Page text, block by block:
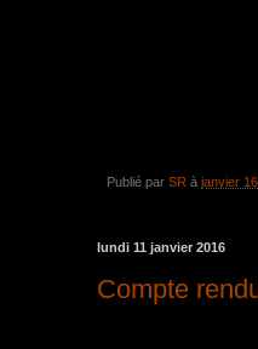
Publié par SR à janvier
lundi 11 janvier 2016
Compte